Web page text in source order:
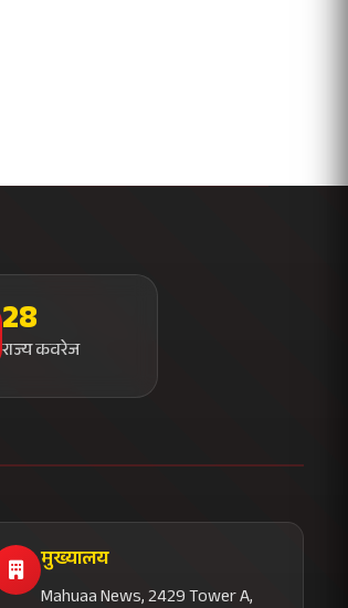
28
राज्य कवरेज
मुख्यालय
Mahuaa News, 2429 Tower A,